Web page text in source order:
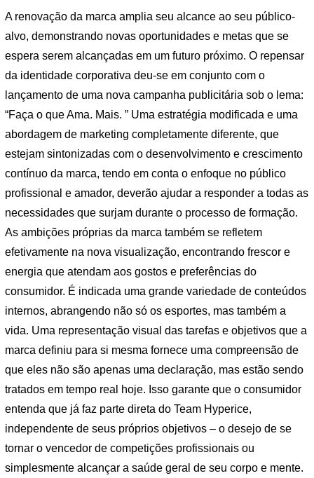
A renovação da marca amplia seu alcance ao seu público-
alvo, demonstrando novas oportunidades e metas que se
espera serem alcançadas em um futuro próximo. O repensar
da identidade corporativa deu-se em conjunto com o
lançamento de uma nova campanha publicitária sob o lema:
“Faça o que Ama. Mais. ” Uma estratégia modificada e uma
abordagem de marketing completamente diferente, que
estejam sintonizadas com o desenvolvimento e crescimento
contínuo da marca, tendo em conta o enfoque no público
profissional e amador, deverão ajudar a responder a todas as
necessidades que surjam durante o processo de formação.
As ambições próprias da marca também se refletem
efetivamente na nova visualização, encontrando frescor e
energia que atendam aos gostos e preferências do
consumidor. É indicada uma grande variedade de conteúdos
internos, abrangendo não só os esportes, mas também a
vida. Uma representação visual das tarefas e objetivos que a
marca definiu para si mesma fornece uma compreensão de
que eles não são apenas uma declaração, mas estão sendo
tratados em tempo real hoje. Isso garante que o consumidor
entenda que já faz parte direta do Team Hyperice,
independente de seus próprios objetivos – o desejo de se
tornar o vencedor de competições profissionais ou
simplesmente alcançar a saúde geral de seu corpo e mente.